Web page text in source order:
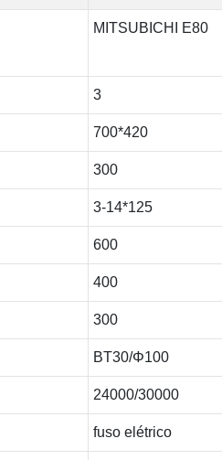
MITSUBICHI E80
3
700*420
300
3-14*125
600
400
300
BT30/Φ100
24000/30000
fuso elétrico